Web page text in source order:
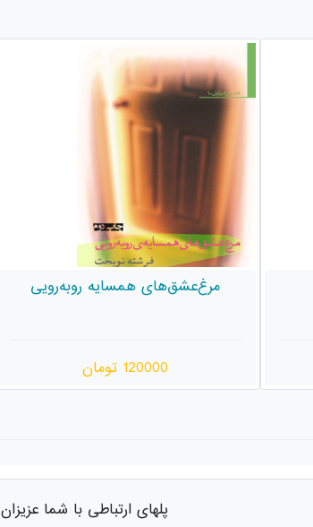
جیرجیرک‌های باغ قوام السلطنه
250000 تومان
پلهای ارتباطی با شما عزیزان